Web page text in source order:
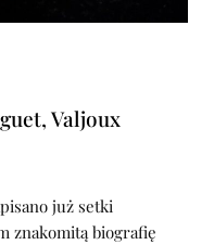
Valjoux
już setki
znakomitą biografię